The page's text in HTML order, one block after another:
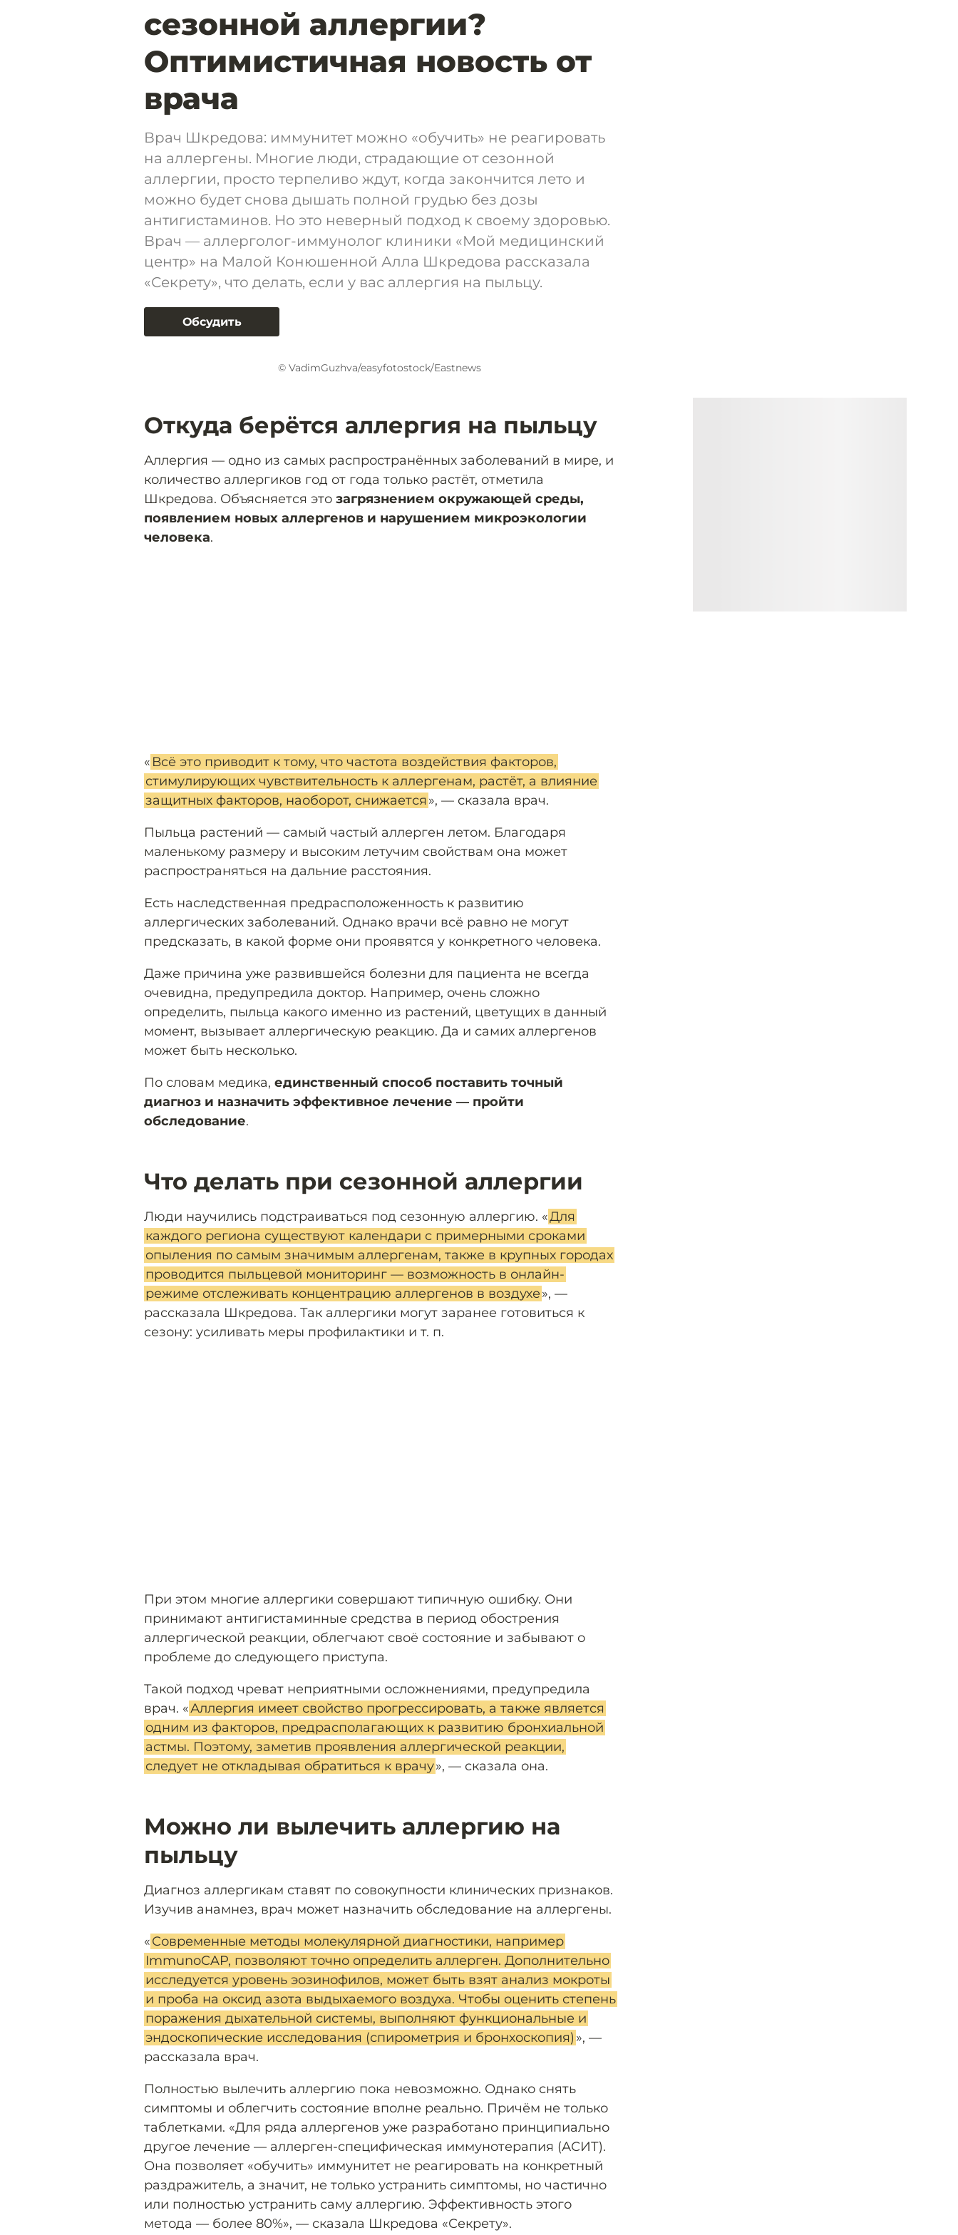
сезонной аллергии?
Оптимистичная новость от
врача
Врач Шкредова: иммунитет можно «обучить» не реагировать
на аллергены. Многие люди, страдающие от сезонной
аллергии, просто терпеливо ждут, когда закончится лето и
можно будет снова дышать полной грудью без дозы
антигистаминов. Но это неверный подход к своему здоровью.
Врач — аллерголог-иммунолог клиники «Мой медицинский
центр» на Малой Конюшенной Алла Шкредова рассказала
«Секрету», что делать, если у вас аллергия на пыльцу.
Обсудить
© VadimGuzhva/easyfotostock/Eastnews
Откуда берётся аллергия на пыльцу
Аллергия — одно из самых распространённых заболеваний в мире, и
количество аллергиков год от года только растёт, отметила
Шкредова. Объясняется это загрязнением окружающей среды,
появлением новых аллергенов и нарушением микроэкологии
человека.
« Всё это приводит к тому, что частота воздействия факторов,
стимулирующих чувствительность к аллергенам, растёт, а влияние
защитных факторов, наоборот, снижается », — сказала врач.
Пыльца растений — самый частый аллерген летом. Благодаря
маленькому размеру и высоким летучим свойствам она может
распространяться на дальние расстояния.
Есть наследственная предрасположенность к развитию
аллергических заболеваний. Однако врачи всё равно не могут
предсказать, в какой форме они проявятся у конкретного человека.
Даже причина уже развившейся болезни для пациента не всегда
очевидна, предупредила доктор. Например, очень сложно
определить, пыльца какого именно из растений, цветущих в данный
момент, вызывает аллергическую реакцию. Да и самих аллергенов
может быть несколько.
По словам медика, единственный способ поставить точный
диагноз и назначить эффективное лечение — пройти
обследование.
Что делать при сезонной аллергии
Люди научились подстраиваться под сезонную аллергию. «Для
каждого региона существуют календари с примерными сроками
опыления по самым значимым аллергенам, также в крупных городах
проводится пыльцевой мониторинг — возможность в онлайн-
режиме отслеживать концентрацию аллергенов в воздухе», —
рассказала Шкредова. Так аллергики могут заранее готовиться к
сезону: усиливать меры профилактики и т. п.
При этом многие аллергики совершают типичную ошибку. Они
принимают антигистаминные средства в период обострения
аллергической реакции, облегчают своё состояние и забывают о
проблеме до следующего приступа.
Такой подход чреват неприятными осложнениями, предупредила
врач. «Аллергия имеет свойство прогрессировать, а также является
одним из факторов, предрасполагающих к развитию бронхиальной
астмы. Поэтому, заметив проявления аллергической реакции,
следует не откладывая обратиться к врачу», — сказала она.
Можно ли вылечить аллергию на
пыльцу
Диагноз аллергикам ставят по совокупности клинических признаков.
Изучив анамнез, врач может назначить обследование на аллергены.
«Современные методы молекулярной диагностики, например
ImmunoCAP, позволяют точно определить аллерген. Дополнительно
исследуется уровень эозинофилов, может быть взят анализ мокроты
и проба на оксид азота выдыхаемого воздуха. Чтобы оценить степень
поражения дыхательной системы, выполняют функциональные и
эндоскопические исследования (спирометрия и бронхоскопия) », —
рассказала врач.
Полностью вылечить аллергию пока невозможно. Однако снять
симптомы и облегчить состояние вполне реально. Причём не только
таблетками. «Для ряда аллергенов уже разработано принципиально
другое лечение — аллерген-специфическая иммунотерапия (АСИТ).
Она позволяет «обучить» иммунитет не реагировать на конкретный
раздражитель, а значит, не только устранить симптомы, но частично
или полностью устранить саму аллергию. Эффективность этого
метода — более 80%», — сказала Шкредова «Секрету».